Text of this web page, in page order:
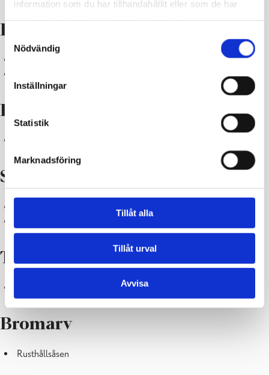
information som du har tillhandahållit eller som de har
Samtyckesval
Nödvändig
Inställningar
Statistik
Marknadsföring
Tillåt alla
Tillåt urval
Avvisa
Pojo
Fiskars
Svartå
Tenala
Bromarv
Rusthållsåsen